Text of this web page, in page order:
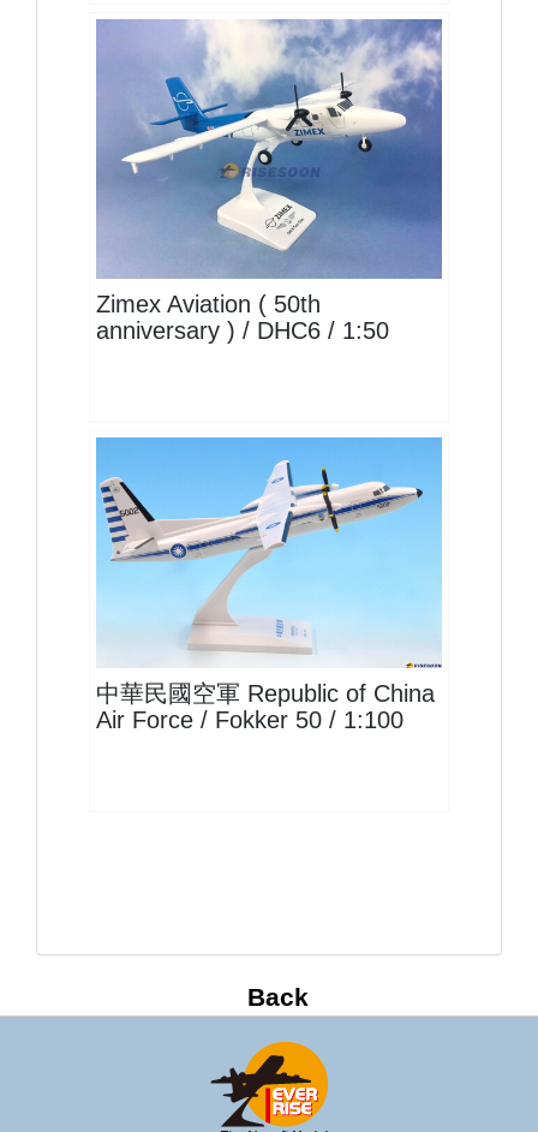
IMX05DH6TP03 $3600
Zimex Aviation ( 50th
anniversary ) / DHC6 / 1:50
ITW10FK50P02(5002)$1200
中華民國空軍 Republic of China
Air Force / Fokker 50 / 1:100